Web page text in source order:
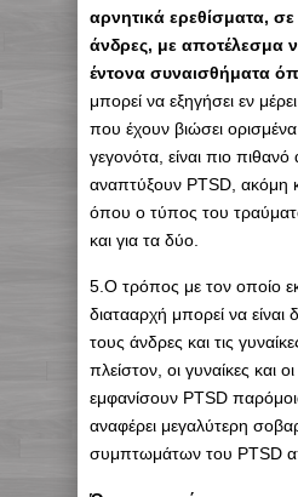
αρνητικά ερεθίσματα,
άνδρες, με αποτέλεσμα
έντονα συναισθήματα
μπορεί να εξηγήσει εν μέρει
που έχουν βιώσει
γεγονότα, είναι πιο
αναπτύξουν PTSD, ακόμη
όπου ο τύπος του
και για τα δύο.
5.Ο τρόπος με τον οποίο
διατααρχή μπορεί να είναι
τους άνδρες και τις
πλείστον, οι γυναίκες και
εμφανίσουν PTSD
αναφέρει μεγαλύτερη
συμπτωμάτων του PTSD